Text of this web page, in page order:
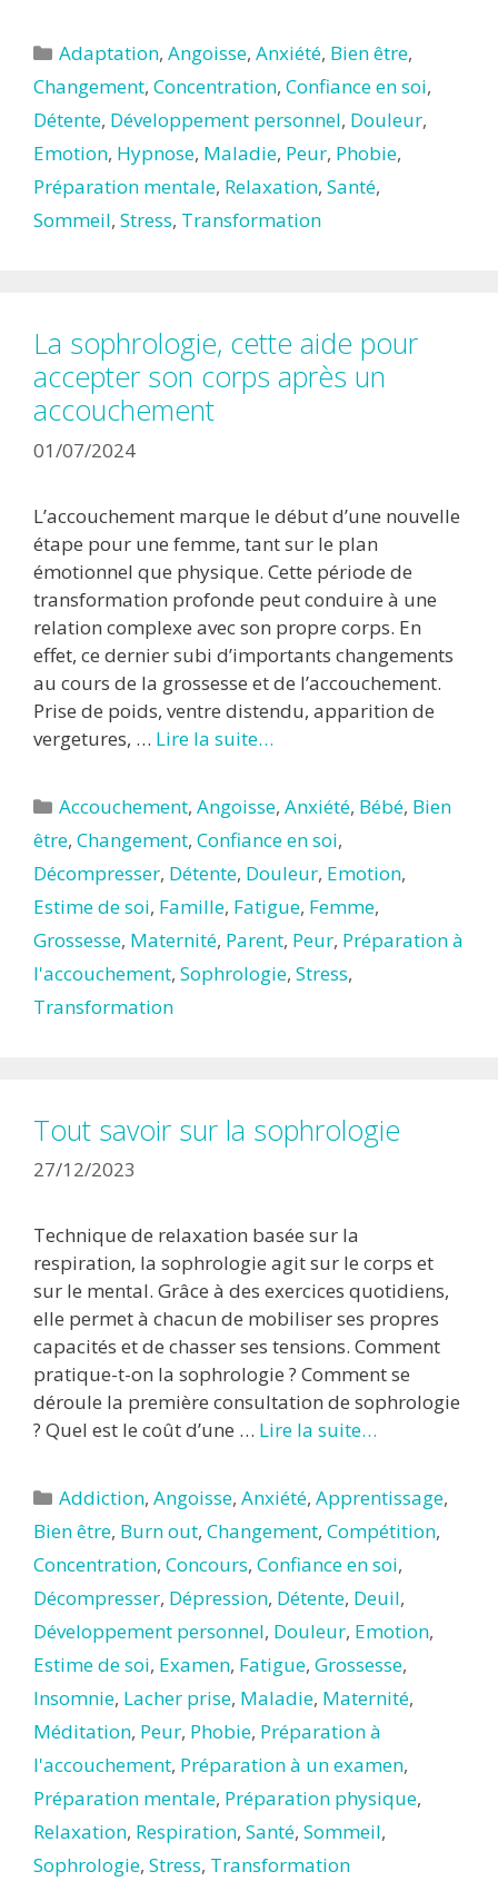
Catégories
Adaptation,Angoisse,Anxiété, Bien être,
Changement, Concentration, Confiance en soi,
Détente, Développement personnel, Douleur,
Emotion, Hypnose, Maladie, Peur, Phobie,
Préparation mentale, Relaxation, Santé,
Sommeil, Stress, Transformation
La sophrologie, cette aide pour
accepter son corps après un
accouchement
01/07/2024
L’accouchement marque le début d’une nouvelle
étape pour une femme, tant sur le plan
émotionnel que physique. Cette période de
transformation profonde peut conduire à une
relation complexe avec son propre corps. En
effet, ce dernier subi d’importants changements
au cours de la grossesse et de l’accouchement.
Prise de poids, ventre distendu, apparition de
vergetures, … Lire la suite…
Catégories
Accouchement,Angoisse,Anxiété, Bébé, Bien
être, Changement, Confiance en soi,
Décompresser, Détente, Douleur, Emotion,
Estime de soi, Famille, Fatigue, Femme,
Grossesse, Maternité, Parent, Peur, Préparation à
l'accouchement, Sophrologie, Stress,
Transformation
Tout savoir sur la sophrologie
27/12/2023
Technique de relaxation basée sur la
respiration, la sophrologie agit sur le corps et
sur le mental. Grâce à des exercices quotidiens,
elle permet à chacun de mobiliser ses propres
capacités et de chasser ses tensions. Comment
pratique-t-on la sophrologie ? Comment se
déroule la première consultation de sophrologie
? Quel est le coût d’une … Lire la suite…
Catégories
Addiction,Angoisse,Anxiété,Apprentissage,
Bien être, Burn out, Changement, Compétition,
Concentration, Concours, Confiance en soi,
Décompresser, Dépression, Détente, Deuil,
Développement personnel, Douleur, Emotion,
Estime de soi, Examen, Fatigue, Grossesse,
Insomnie, Lacher prise, Maladie, Maternité,
Méditation, Peur, Phobie, Préparation à
l'accouchement, Préparation à un examen,
Préparation mentale, Préparation physique,
Relaxation, Respiration, Santé, Sommeil,
Sophrologie, Stress, Transformation